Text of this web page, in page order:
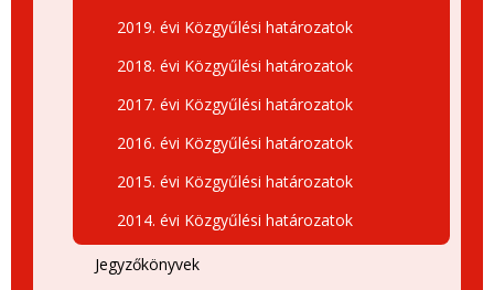
2019. évi Közgyűlési határozatok
2018. évi Közgyűlési határozatok
2017. évi Közgyűlési határozatok
2016. évi Közgyűlési határozatok
2015. évi Közgyűlési határozatok
2014. évi Közgyűlési határozatok
Jegyzőkönyvek